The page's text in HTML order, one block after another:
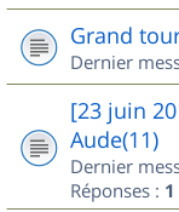
Grand
Dernier
[23 juin
Aude(11)
Dernier
Réponses : 1